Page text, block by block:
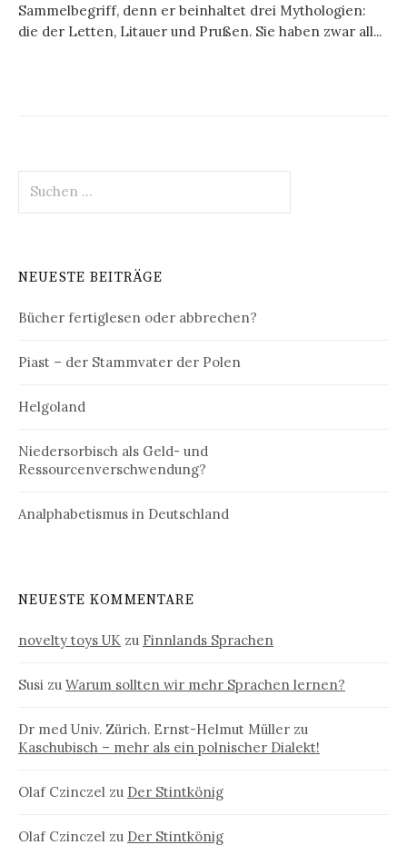
Sammelbegriff, denn er beinhaltet drei Mythologien:
die der Letten, Litauer und Prußen. Sie haben zwar all...
nach:
NEUESTE BEITRÄGE
Bücher fertiglesen oder abbrechen?
Piast – der Stammvater der Polen
Helgoland
Niedersorbisch als Geld- und
Ressourcenverschwendung?
Analphabetismus in Deutschland
NEUESTE KOMMENTARE
novelty toys UK zu Finnlands Sprachen
Susi zu Warum sollten wir mehr Sprachen lernen?
Dr med Univ. Zürich. Ernst-Helmut Müller zu
Kaschubisch – mehr als ein polnischer Dialekt!
Olaf Czinczel zu Der Stintkönig
Olaf Czinczel zu Der Stintkönig